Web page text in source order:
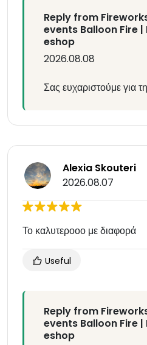
Reply from
events Balloon Fire |
eshop
2026.08.08
Σας ευχαριστούμε για
Alexia Skouteri
2026.08.07
Το καλυτεροοο με διαφορά
Useful
Reply from
events Balloon Fire |
eshop